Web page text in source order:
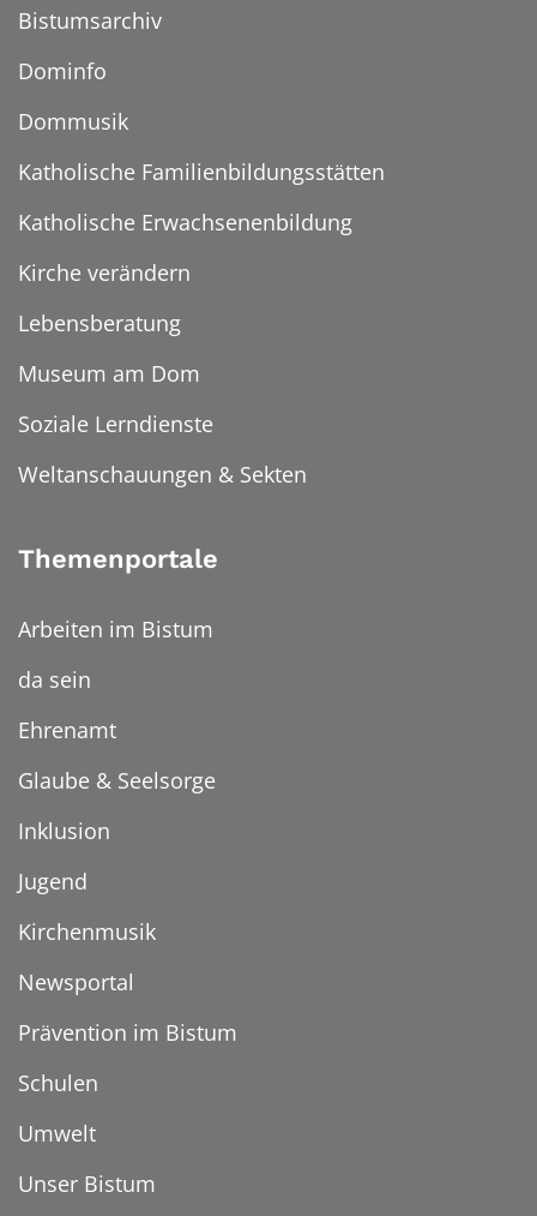
Bistumsarchiv
Dominfo
Dommusik
Katholische Familienbildungsstätten
Katholische Erwachsenenbildung
Kirche verändern
Lebensberatung
Museum am Dom
Soziale Lerndienste
Weltanschauungen & Sekten
Themenportale
Arbeiten im Bistum
da sein
Ehrenamt
Glaube & Seelsorge
Inklusion
Jugend
Kirchenmusik
Newsportal
Prävention im Bistum
Schulen
Umwelt
Unser Bistum